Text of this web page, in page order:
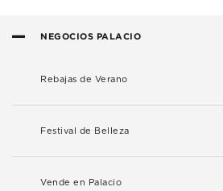
NEGOCIOS PALACIO
Rebajas de Verano
Festival de Belleza
Vende en Palacio